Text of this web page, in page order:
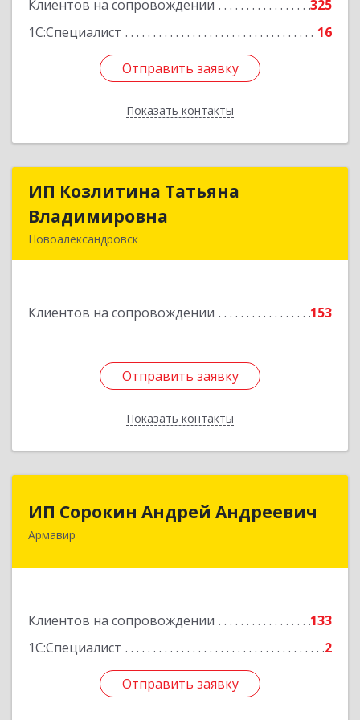
Клиентов на сопровождении
325
1С:Специалист
16
Отправить заявку
Показать контакты
Отправить заявку
Назад
ИП Козлитина Татьяна
Владимировна
Новоалександровск
Клиентов на сопровождении 153
Отправить заявку
Показать контакты
ИП Козлитина Татьяна
Подробнее
Отправить заявку
Назад
ИП Сорокин Андрей Андреевич
Армавир
Клиентов на сопровождении
133
1С:Специалист
2
Отправить заявку
ИП Сорокин Андрей Андреевич
Отправить заявку